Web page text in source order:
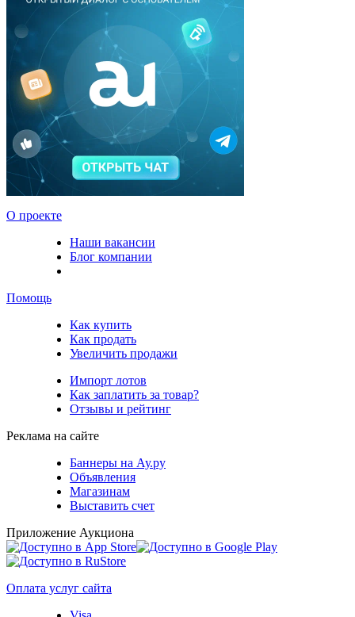
О проекте
Наши вакансии
Блог компании
Помощь
Как купить
Как продать
Увеличить продажи
Импорт лотов
Как заплатить за товар?
Отзывы и рейтинг
Реклама на сайте
Баннеры на Ау.ру
Объявления
Магазинам
Выставить счет
Приложение Аукциона
Оплата услуг сайта